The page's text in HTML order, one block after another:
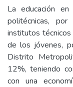
La educación
politécnicas,
institutos
de los jóvenes,
Distrito
12%, teniendo
con una